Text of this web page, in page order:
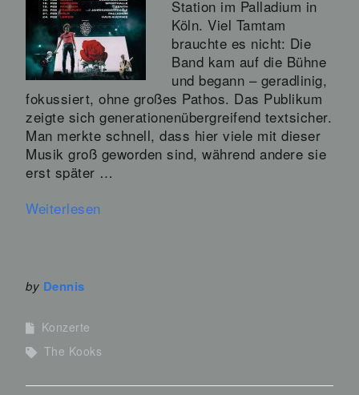
Station im Palladium in
Köln. Viel Tamtam
brauchte es nicht: Die
Band kam auf die Bühne
und begann – geradlinig,
fokussiert, ohne großes Pathos. Das Publikum
zeigte sich generationenübergreifend textsicher.
Man merkte schnell, dass hier viele mit dieser
Musik groß geworden sind, während andere sie
erst später …
Weiterlesen
by Dennis
Konzerte
The Kooks